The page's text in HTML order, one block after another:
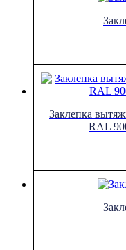
Заклепка
RAL